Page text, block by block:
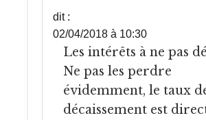
dit :
02/04/2018 à 10:30
Les intérêts à ne pas décaisser?
Ne pas les perdre
évidemment, le taux
décaissement est